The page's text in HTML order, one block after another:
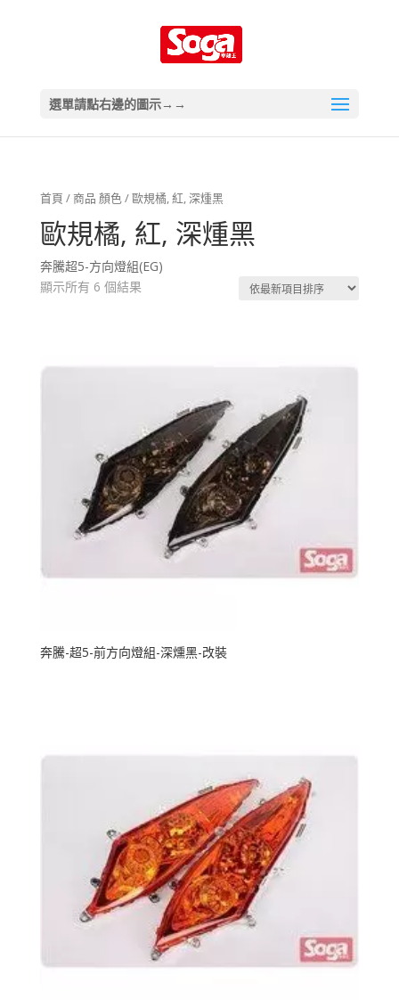
選單請點右邊的圖示→→
首頁 / 商品 顏色 / 歐規橘, 紅, 深煄黑
歐規橘, 紅, 深煄黑
奔騰超5-方向燈組(EG)
顯示所有 6 個結果
奔騰-超5-前方向燈組-深燻黑-改裝